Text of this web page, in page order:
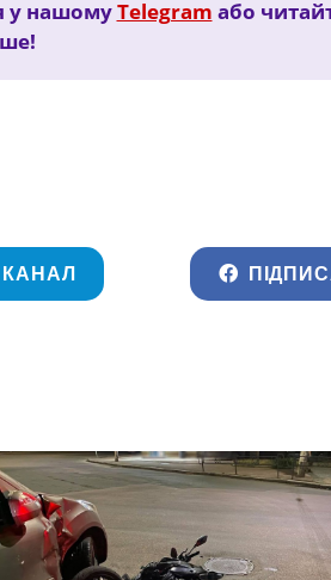
у нашомуTelegram або
КАНАЛ